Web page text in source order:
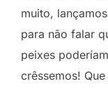
muito,
para não falar
peixes
crêssemos!